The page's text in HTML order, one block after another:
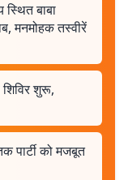
बाबा
मनमोहक तस्वीरें
शिविर शुरू,
पार्टी को मजबूत